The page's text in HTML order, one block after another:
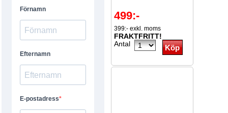
499:-
399:- exkl. moms
FRAKTFRITT!
Antal